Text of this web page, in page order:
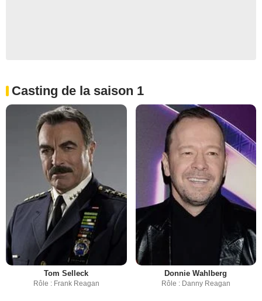
Casting de la saison 1
Tom Selleck
Rôle : Frank Reagan
Donnie Wahlberg
Rôle : Danny Reagan